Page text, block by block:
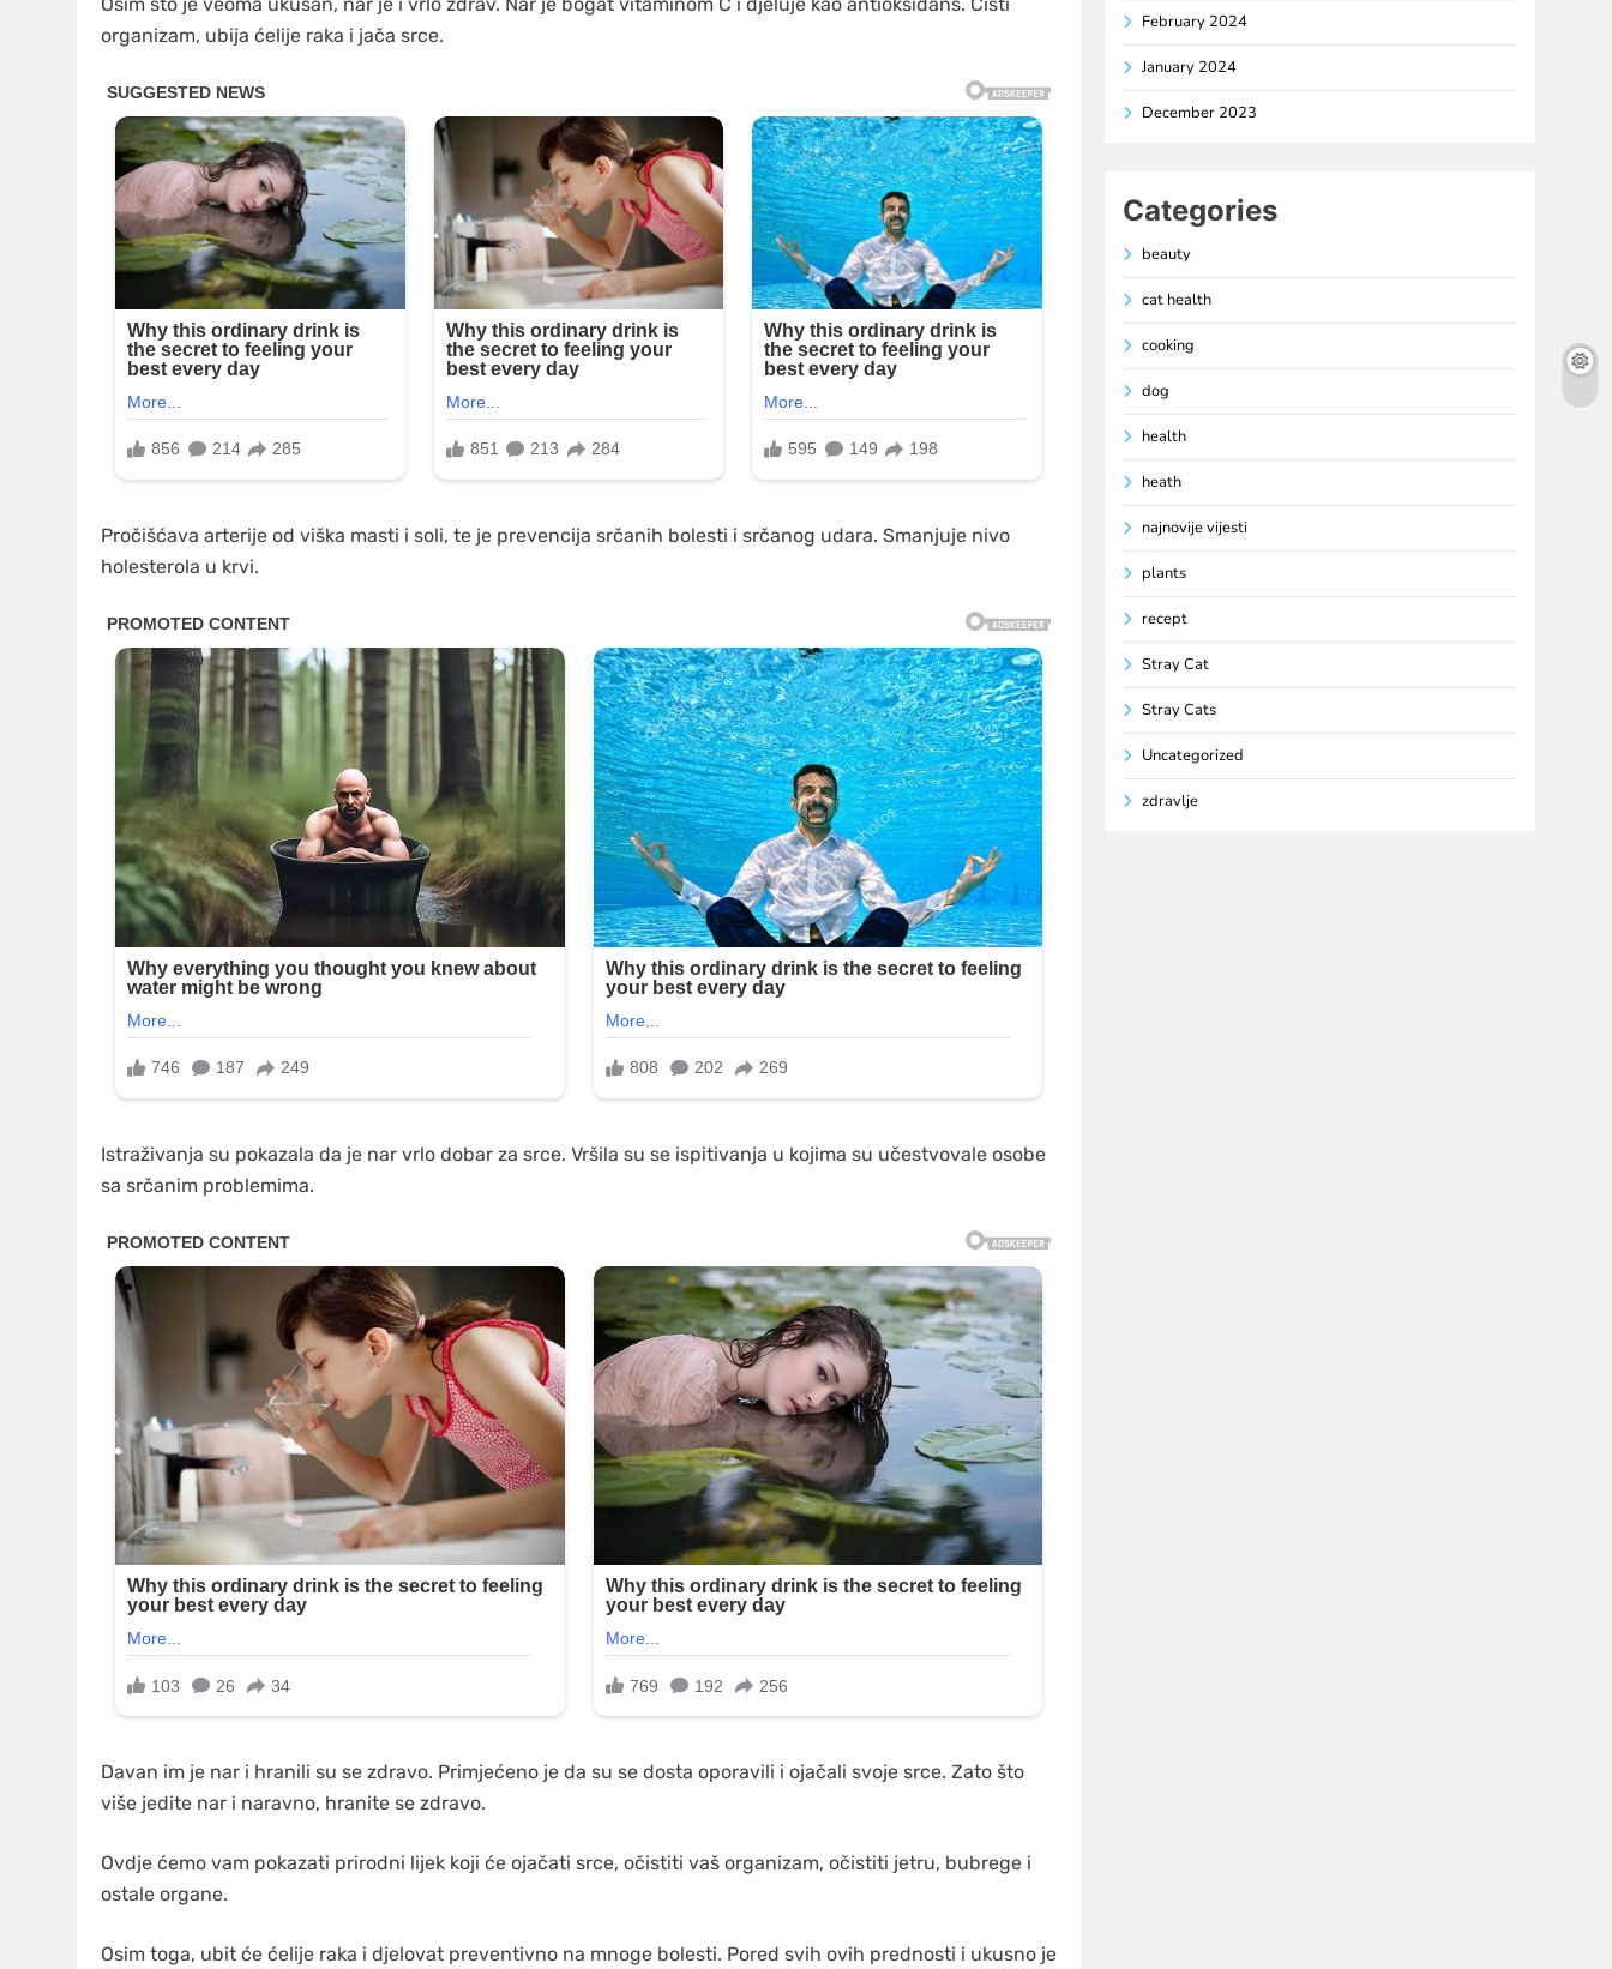
organizam, ubija ćelije raka i jača srce.
Pročišćava arterije od viška masti i soli, te je prevencija srčanih bolesti i srčanog udara. Smanjuje nivo
holesterola u krvi.
Istraživanja su pokazala da je nar vrlo dobar za srce. Vršila su se ispitivanja u kojima su učestvovale osobe
sa srčanim problemima.
Davan im je nar i hranili su se zdravo. Primjećeno je da su se dosta oporavili i ojačali svoje srce. Zato što
više jedite nar i naravno, hranite se zdravo.
Ovdje ćemo vam pokazati prirodni lijek koji će ojačati srce, očistiti vaš organizam, očistiti jetru, bubrege i
ostale organe.
Osim toga, ubit će ćelije raka i djelovat preventivno na mnoge bolesti. Pored svih ovih prednosti i ukusno je
February 2024
January 2024
December 2023
Categories
beauty
cat health
cooking
dog
health
heath
najnovije vijesti
plants
recept
Stray Cat
Stray Cats
Uncategorized
zdravlje